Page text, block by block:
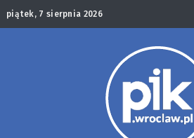
piątek, 7 sierpnia 2026